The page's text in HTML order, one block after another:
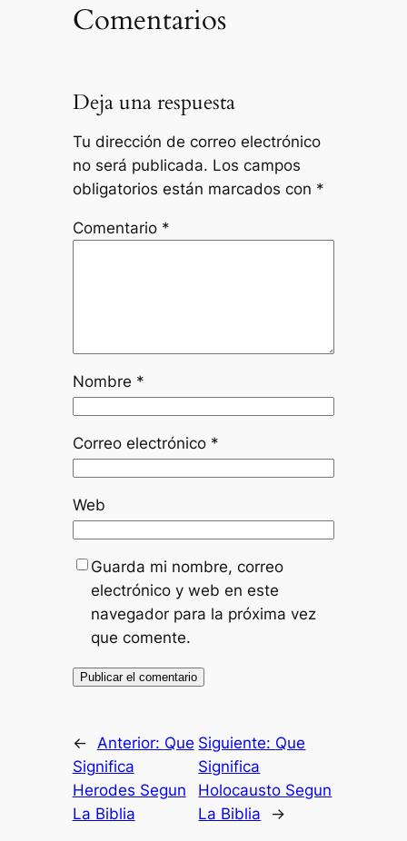
Comentarios
Deja una respuesta
Tu dirección de correo electrónico
no será publicada. Los campos
obligatorios están marcados con *
Comentario *
Nombre *
Correo electrónico *
Web
Guarda mi nombre, correo
electrónico y web en este
navegador para la próxima vez
que comente.
← Anterior: Que
Significa
Herodes Segun
La Biblia
Siguiente: Que
Significa
Holocausto Segun
La Biblia
→